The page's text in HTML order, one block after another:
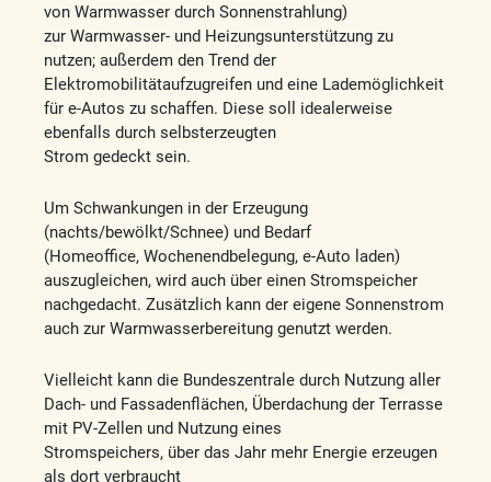
von Warmwasser durch Sonnenstrahlung)
zur Warmwasser- und Heizungsunterstützung zu
nutzen; außerdem den Trend der
Elektromobilitätaufzugreifen und eine Lademöglichkeit
für e-Autos zu schaffen. Diese soll idealerweise
ebenfalls durch selbsterzeugten
Strom gedeckt sein.
Um Schwankungen in der Erzeugung
(nachts/bewölkt/Schnee) und Bedarf
(Homeoffice, Wochenendbelegung, e-Auto laden)
auszugleichen, wird auch über einen Stromspeicher
nachgedacht. Zusätzlich kann der eigene Sonnenstrom
auch zur Warmwasserbereitung genutzt werden.
Vielleicht kann die Bundeszentrale durch Nutzung aller
Dach- und Fassadenflächen, Überdachung der Terrasse
mit PV-Zellen und Nutzung eines
Stromspeichers, über das Jahr mehr Energie erzeugen
als dort verbraucht